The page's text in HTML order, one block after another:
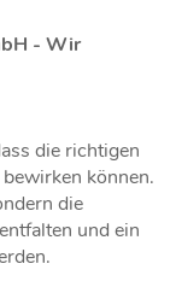
- Wir
die richtigen
können.
die
und ein